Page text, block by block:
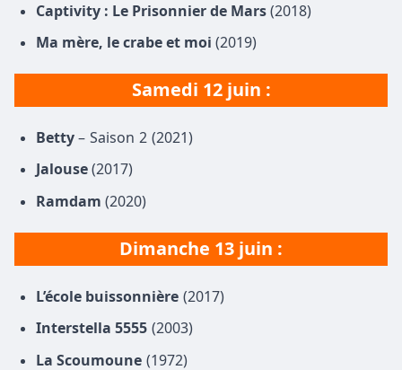
Captivity : Le Prisonnier de Mars (2018)
Ma mère, le crabe et moi (2019)
Samedi 12 juin :
Betty – Saison 2 (2021)
Jalouse (2017)
Ramdam (2020)
Dimanche 13 juin :
L’école buissonnière (2017)
Interstella 5555 (2003)
La Scoumoune (1972)